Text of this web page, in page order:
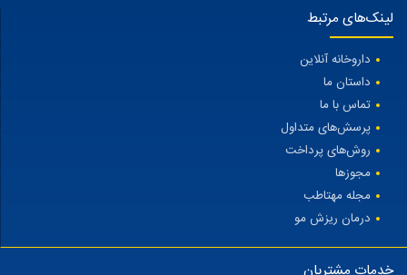
لینک‌های مرتبط
داروخانه آنلاین
داستان ما
تماس با ما
پرسش‌های متداول
روش‌های پرداخت
مجوزها
مجله مهتاطب
درمان ریزش مو